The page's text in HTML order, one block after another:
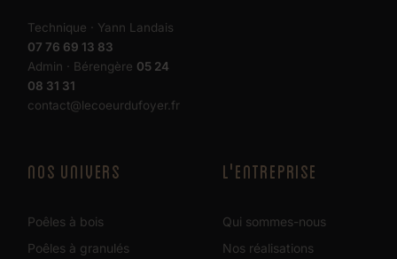
Technique · Yann Landais
07 76 69 13 83
Admin · Bérengère 05 24
08 31 31
contact@lecoeurdufoyer.fr
NOS UNIVERS
Poêles à bois
Poêles à granulés
L'ENTREPRISE
Qui sommes-nous
Nos réalisations